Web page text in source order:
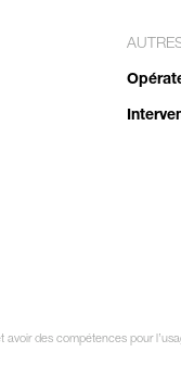
des compétences pour